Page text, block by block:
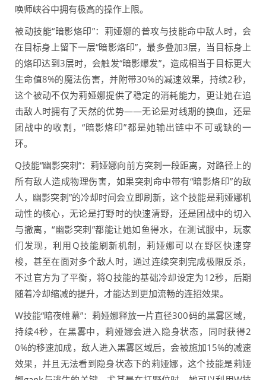
唤师峡谷中拥有极高的操作上限。
被动技能“暗影烙印”：莉娅娜的普攻与技能命中敌人时，会
在目标身上留下一层“暗影烙印”，最多叠加3层，当目标身上
的烙印达到3层时，会触发“暗影爆发”，造成相当于目标更大
生命值8%的魔法伤害，并附带30%的减速效果，持续2秒，
这个被动不仅为莉娅娜提供了稳定的消耗能力，更让她在追
击敌人时拥有了天然的优势——无论是对线期的换血，还是
团战中的收割，“暗影烙印”都是她输出链中不可或缺的一
环。
Q技能“幽影突刺”：莉娅娜向前方突刺一段距离，对路径上的
所有敌人造成物理伤害，如果突刺命中带有“暗影烙印”的敌
人，幽影突刺”的冷却时间会立即刷新，这个技能是莉娅娜机
动性的核心，无论是打野时的快速清野，还是团战中的切入
与撤离，“幽影突刺”都能让她如鱼得水，在测试服中，玩家
们发现，利用Q技能刷新机制，莉娅娜可以在野区快速穿
梭，甚至在面对多个敌人时，通过连续突刺完成极限反杀，
不过官方为了平衡，将Q技能的基础冷却设定为12秒，后期
随着冷却缩减的提升，才能达到更加流畅的连招效果。
W技能“暗夜帷幕”：莉娅娜释放一片直径300码的黑雾区域，
持续4秒，在黑雾中，莉娅娜会进入隐身状态，同时获得2
0%的移速加成，敌人进入黑雾区域后，会被施加15%的减速
效果，并且无法看到隐身状态下的莉娅娜，这个技能是莉娅